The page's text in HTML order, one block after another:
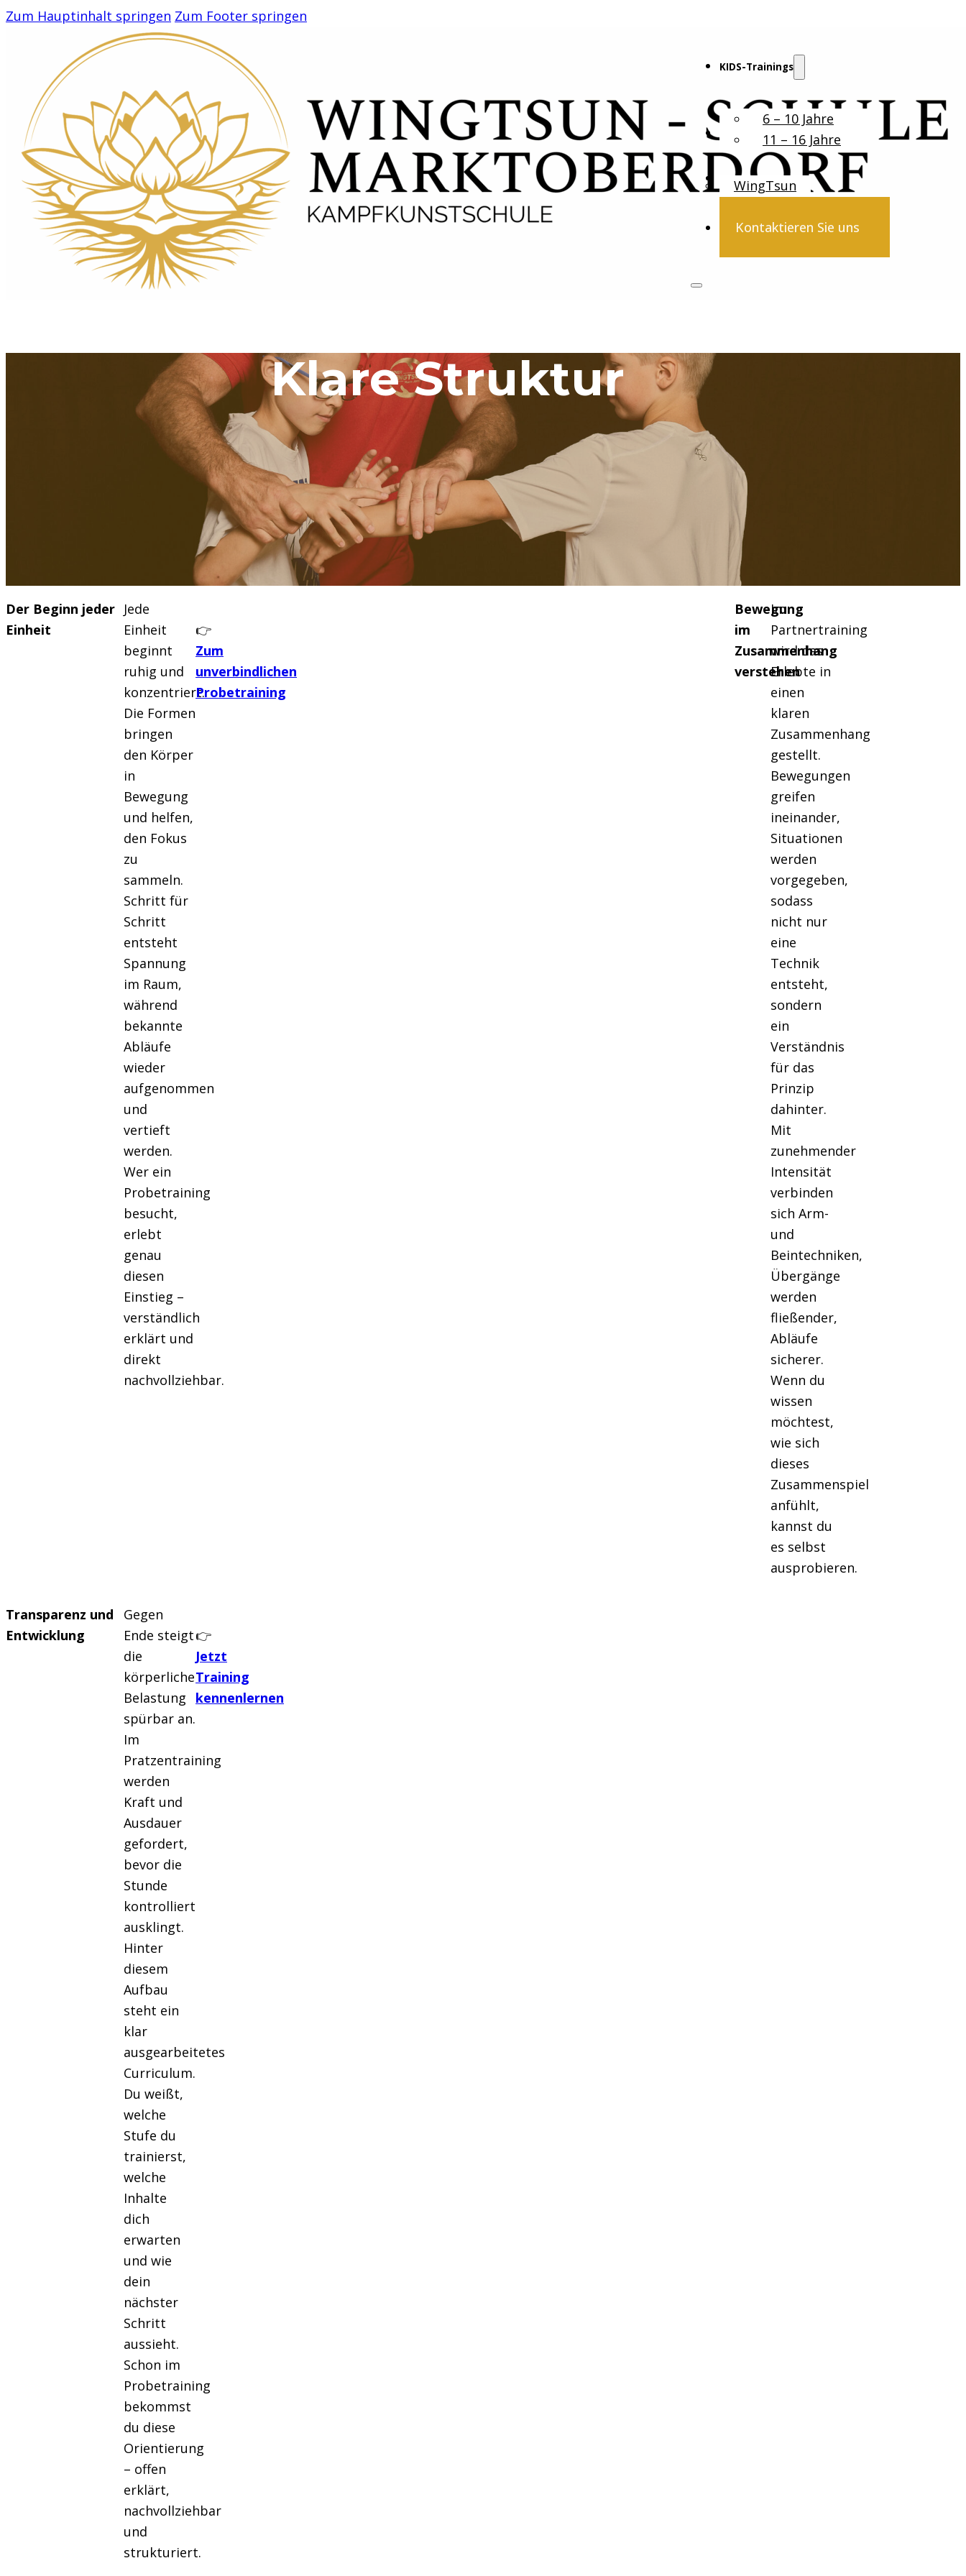
Zum Hauptinhalt springen Zum Footer springen
KIDS-Trainings
6 – 10 Jahre
11 – 16 Jahre
Erwachsene
WingTsun
Kontaktieren Sie uns
Klare Struktur
Der Beginn jeder
Einheit
Jede
Einheit
beginnt
ruhig und
konzentriert.
Die Formen
bringen
den Körper
in
Bewegung
und helfen,
den Fokus
zu
sammeln.
Schritt für
Schritt
entsteht
Spannung
im Raum,
während
bekannte
Abläufe
wieder
aufgenommen
und
vertieft
werden.
Wer ein
Probetraining
besucht,
erlebt
genau
diesen
Einstieg –
verständlich
erklärt und
direkt
nachvollziehbar.
👉
Zum
unverbindlichen
Probetraining
Bewegung
im
Zusammenhang
verstehen
Im
Partnertraining
wird das
Erlebte in
einen
klaren
Zusammenhang
gestellt.
Bewegungen
greifen
ineinander,
Situationen
werden
vorgegeben,
sodass
nicht nur
eine
Technik
entsteht,
sondern
ein
Verständnis
für das
Prinzip
dahinter.
Mit
zunehmender
Intensität
verbinden
sich Arm-
und
Beintechniken,
Übergänge
werden
fließender,
Abläufe
sicherer.
Wenn du
wissen
möchtest,
wie sich
dieses
Zusammenspiel
anfühlt,
kannst du
es selbst
ausprobieren.
Transparenz und
Entwicklung
Gegen
Ende steigt
die
körperliche
Belastung
spürbar an.
Im
Pratzentraining
werden
Kraft und
Ausdauer
gefordert,
bevor die
Stunde
kontrolliert
ausklingt.
Hinter
diesem
Aufbau
steht ein
klar
ausgearbeitetes
Curriculum.
Du weißt,
welche
Stufe du
trainierst,
welche
Inhalte
dich
erwarten
und wie
dein
nächster
Schritt
aussieht.
Schon im
Probetraining
bekommst
du diese
Orientierung
– offen
erklärt,
nachvollziehbar
und
strukturiert.
👉
Jetzt
Training
kennenlernen